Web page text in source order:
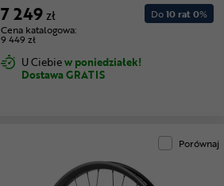
7 249zł
Cena katalogowa:
9 449 zł
Do10 rat 0%
U Ciebiew poniedziałek!
Dostawa GRATIS
Porównaj